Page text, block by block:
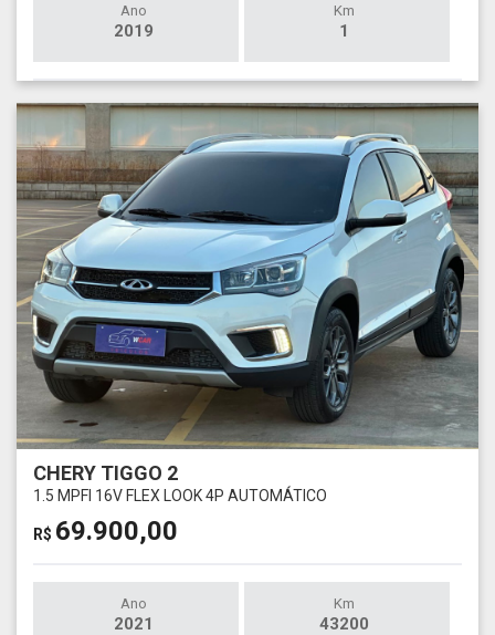
Ano
2019
Km
1
CHERY TIGGO 2
1.5 MPFI 16V FLEX LOOK 4P AUTOMÁTICO
R$ 69.900,00
Ano
2021
Km
43200